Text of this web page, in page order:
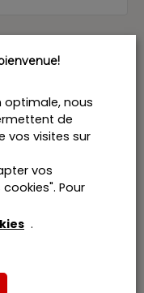
de Brauwere
Ranalli
optimale, nous
de
vos visites sur
vos
Pour
.